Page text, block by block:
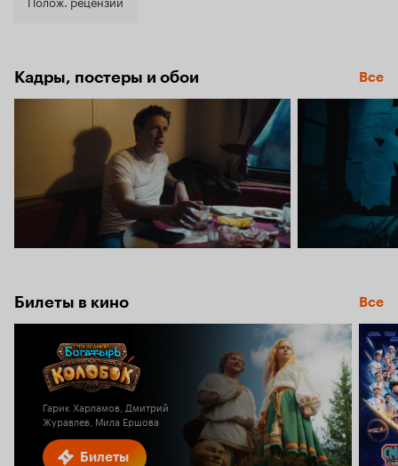
Кадры, постеры и обои Все
Билеты в кино Все
Билеты
Гарик Харламов, Дмитрий
Журавлев, Мила Ершова